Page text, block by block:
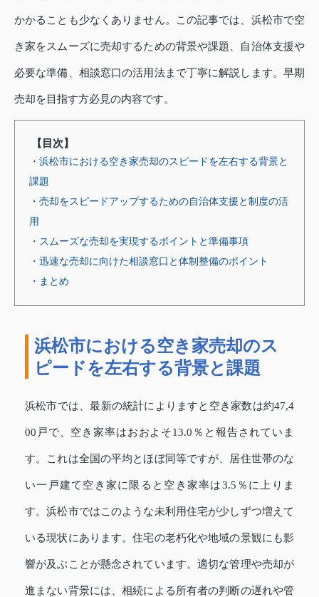
かかることも少なくありません。この記事では、浜松市で空
き家をスムーズに売却するための背景や課題、自治体支援や
必要な準備、相談窓口の活用法まで丁寧に解説します。早期
売却を目指す方必見の内容です。
【目次】
・浜松市における空き家売却のスピードを左右する背景と
課題
・売却をスピードアップするための自治体支援と制度の活
用
・スムーズな売却を実現するポイントと準備事項
・迅速な売却に向けた相談窓口と体制整備のポイント
・まとめ
浜松市における空き家売却のス
ピードを左右する背景と課題
浜松市では、最新の統計によりますと空き家数は約47,4
00戸で、空き家率はおおよそ13.0％と報告されていま
す。これは全国の平均とほぼ同等ですが、居住世帯のな
い一戸建て空き家に限ると空き家率は3.5％に上りま
す。浜松市ではこのような未利用住宅が少しずつ増えて
いる現状にあります。住宅の老朽化や地域の景観にも影
響が及ぶことが懸念されています。適切な管理や売却が
進まない背景には、相続による所有者の判断の遅れや管